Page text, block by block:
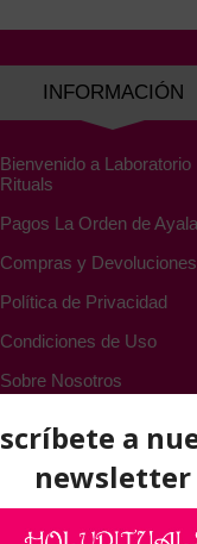
INFORMACIÓN
Bienvenido a Laboratorio
Rituals
Pagos La Orden de Ayala
Compras y Devoluciones
Política de Privacidad
Condiciones de Uso
Sobre Nosotros
ATENCIÓN AL